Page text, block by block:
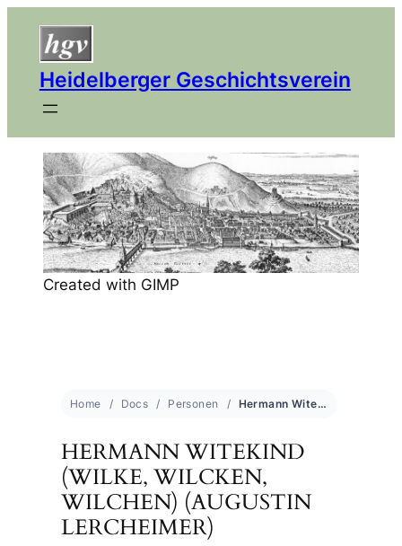
Heidelberger Geschichtsverein
Created with GIMP
Home Docs Personen Hermann Witekind (Wilke, Wilcken, Wilchen) (Augustin Lercheimer)
HERMANN WITEKIND
(WILKE, WILCKEN,
WILCHEN) (AUGUSTIN
LERCHEIMER)